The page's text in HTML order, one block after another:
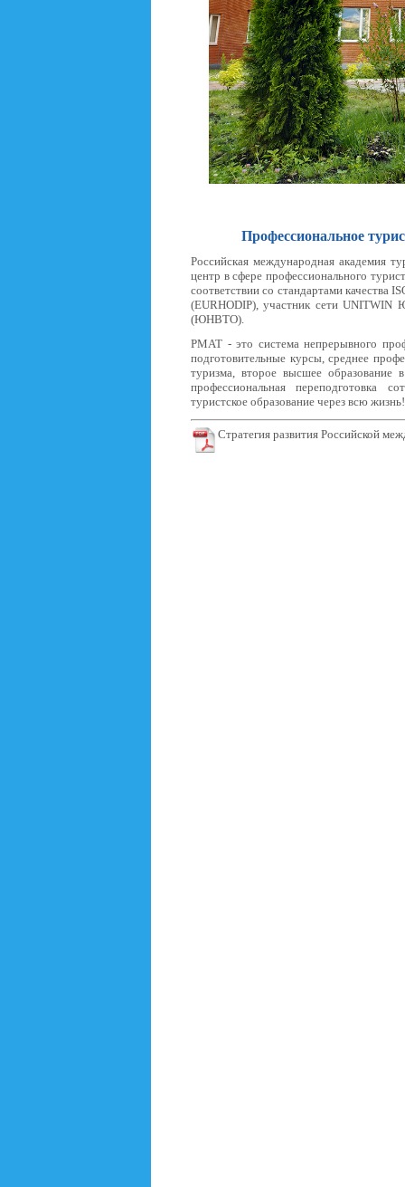
Профессиональное
Российская международная академия
центр в сфере профессионального
соответствии со стандартами
(EURHODIP), участник сети
(ЮНВТО).
РМАТ - это система непрерывного
подготовительные курсы, среднее
туризма, второе высшее образование
профессиональная переподготовка
туристское образование через всю
Стратегия развития Российской